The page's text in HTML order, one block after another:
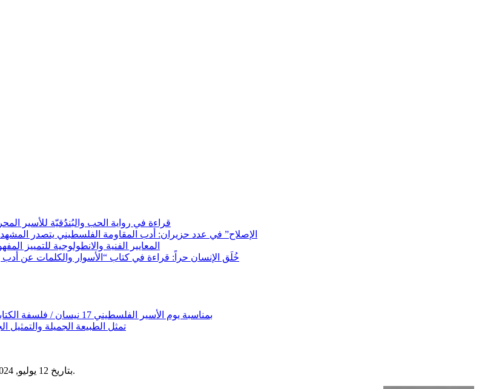
قراءة في رواية الحب والبُندُقيّة للأسير
“الإصلاح” في عدد حزيران: أدب المقاومة الفلسطيني يتصدر
المعايير الفنية والانطولوجية للتمييز
خُلَق الإنسان حراً: قراءة في كتاب “الأسوار والكلمات عن
بمناسبة يوم الأسير الفلسطيني 17 نيسان / فلسفة الكتابة في المعتقل وقراءة في سوسيولوجيا أدب الحرية / ناشرون فلسطينيون
تمثل الطبيعة الجميلة والتمثيل
بتاريخ 12 يوليو, 2024 في 12:56 مساء | مصنفة فيعدد المشاهدات : 738.